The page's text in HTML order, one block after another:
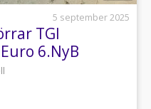
5 september 2025
TGI
6.NyB